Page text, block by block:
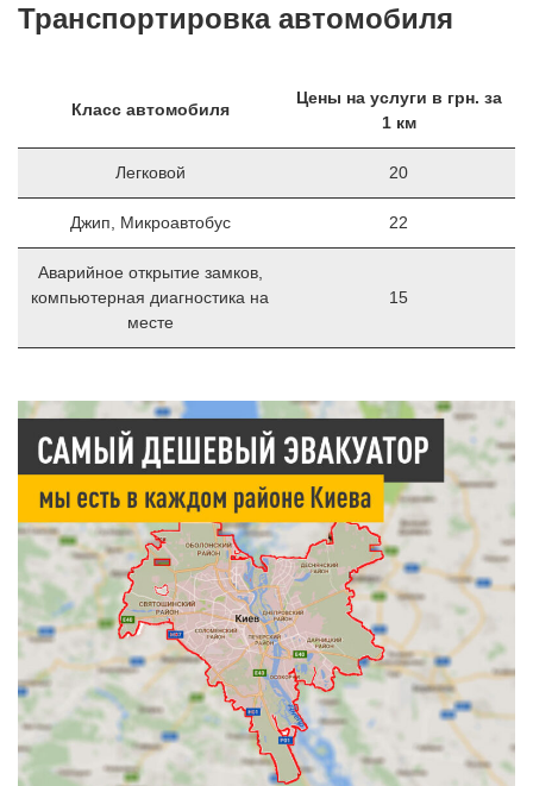
Транспортировка автомобиля
Класс автомобиля
Цены на услуги в грн. за
1 км
Легковой 20
Джип, Микроавтобус 22
Аварийное открытие замков,
компьютерная диагностика на
месте
15